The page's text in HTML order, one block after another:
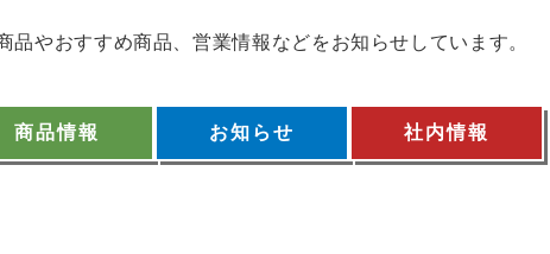
品やおすすめ商品、営業情報などをお知らせしています。
商品情報 お知らせ 社内情報